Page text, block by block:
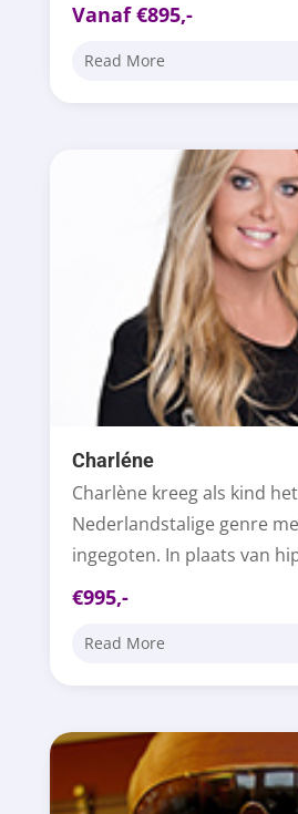
Vanaf €895,-
Read More
Charléne
Charlène kreeg als kind het
Nederlandstalige genre
ingegoten. In plaats van
€995,-
Read More